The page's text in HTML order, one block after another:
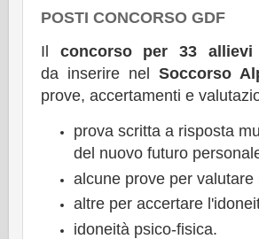
POSTI CONCORSO GDF
Il concorso per 33
da inserire nelSoccorso
prove, accertamenti e
prova scritta a risposta
del nuovo futuro
alcune prove per valutare
altre per accertare
idoneità psico-fisica.